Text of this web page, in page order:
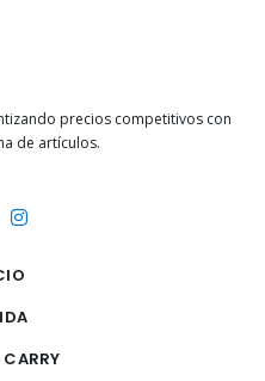
precios competitivos con
de artículos.